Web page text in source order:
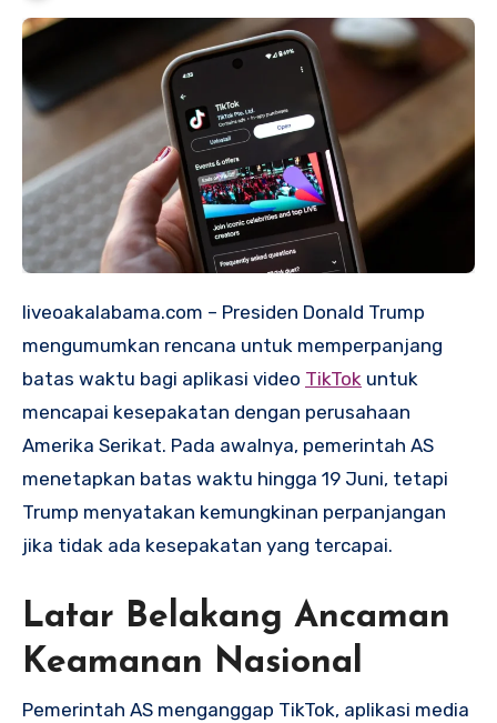
liveoakalabama.com – Presiden Donald Trump
mengumumkan rencana untuk memperpanjang
batas waktu bagi aplikasi video TikTok untuk
mencapai kesepakatan dengan perusahaan
Amerika Serikat. Pada awalnya, pemerintah AS
menetapkan batas waktu hingga 19 Juni, tetapi
Trump menyatakan kemungkinan perpanjangan
jika tidak ada kesepakatan yang tercapai.
Latar Belakang Ancaman
Keamanan Nasional
Pemerintah AS menganggap TikTok, aplikasi media